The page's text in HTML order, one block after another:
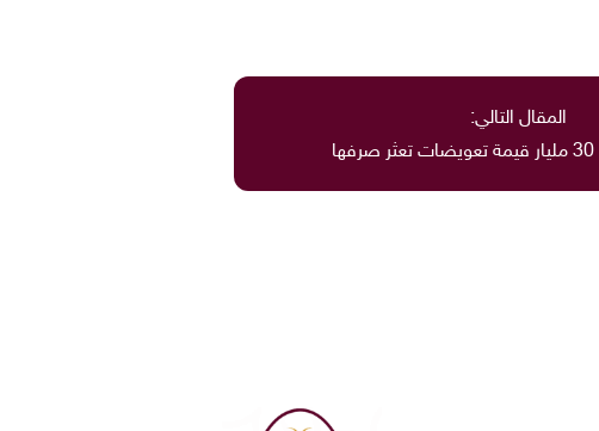
المقال التالي: